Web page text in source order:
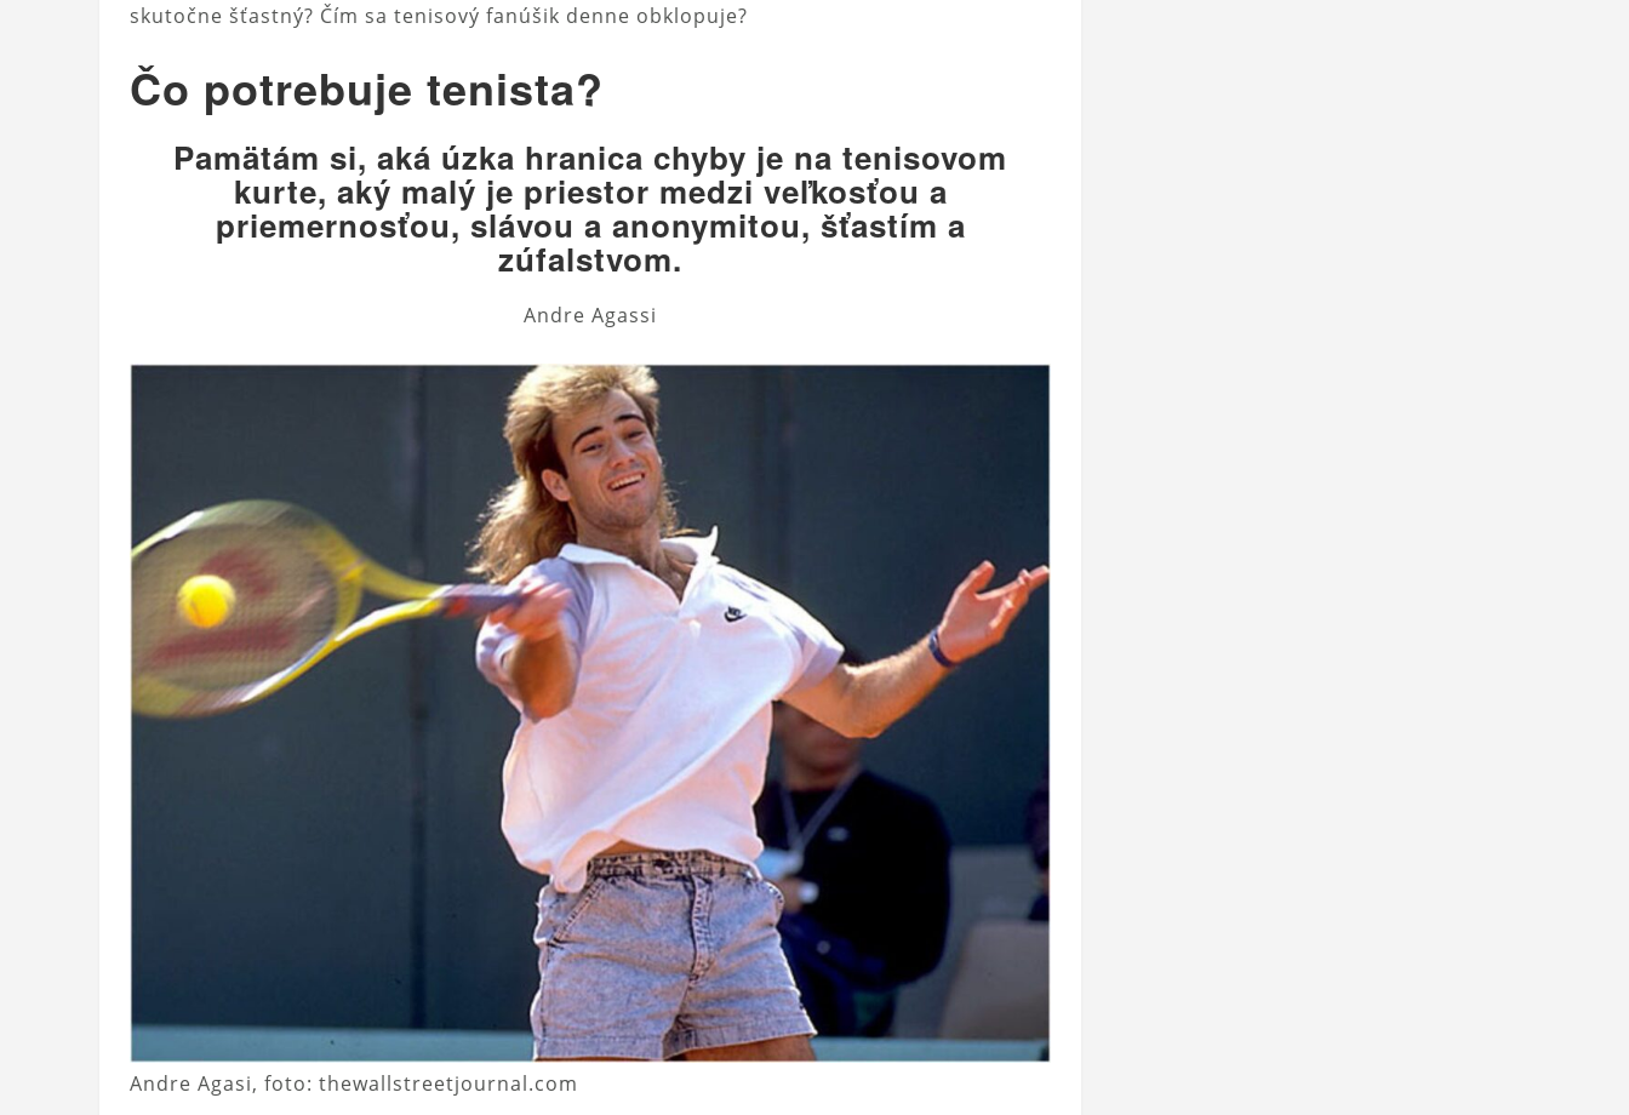
skutočne šťastný? Čím sa tenisový fanúšik denne obklopuje?
Čo potrebuje tenista?
Pamätám si, aká úzka hranica chyby je na tenisovom
kurte, aký malý je priestor medzi veľkosťou a
priemernosťou, slávou a anonymitou, šťastím a
zúfalstvom.
Andre Agassi
Andre Agasi, foto: thewallstreetjournal.com